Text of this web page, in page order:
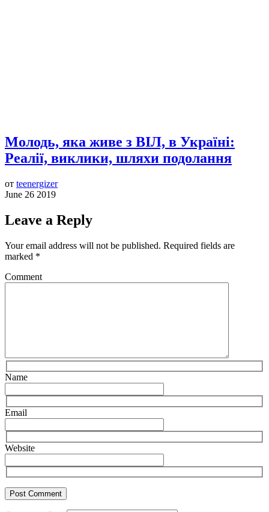
Молодь, яка живе з ВІЛ, в Україні:
Реалії, виклики, шляхи подолання
от teenergizer
June 26 2019
Leave a Reply
Your email address will not be published. Required fields are
marked *
Comment
Name
Email
Website